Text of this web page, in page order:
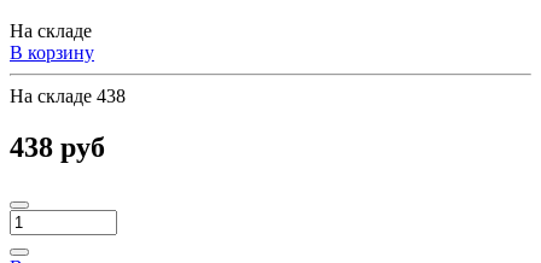
На складе
В корзину
На складе 438
438 руб